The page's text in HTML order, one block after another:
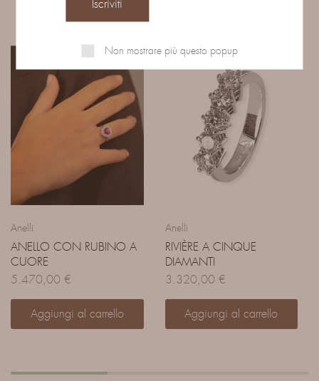
Anelli
ANELLO CON RUBINO A
CUORE
5.470,00 €
Aggiungi al carrello
Anelli
RIVIÈRE A CINQUE
DIAMANTI
3.320,00 €
Aggiungi al carrello
Non mostrare più questo popup